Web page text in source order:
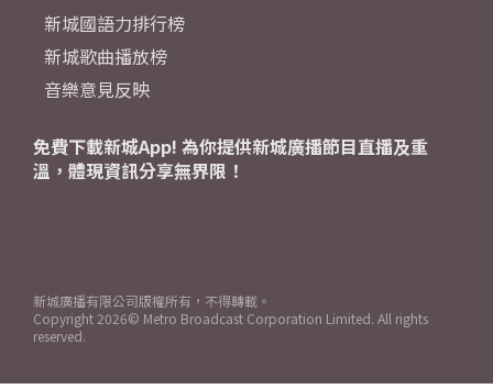
新城國語力排行榜
新城歌曲播放榜
音樂意見反映
免費下載新城App! 為你提供新城廣播節目直播及重
溫，體現資訊分享無界限！
新城廣播有限公司版權所有，不得轉載。
Copyright 2026© Metro Broadcast Corporation Limited. All rights
reserved.